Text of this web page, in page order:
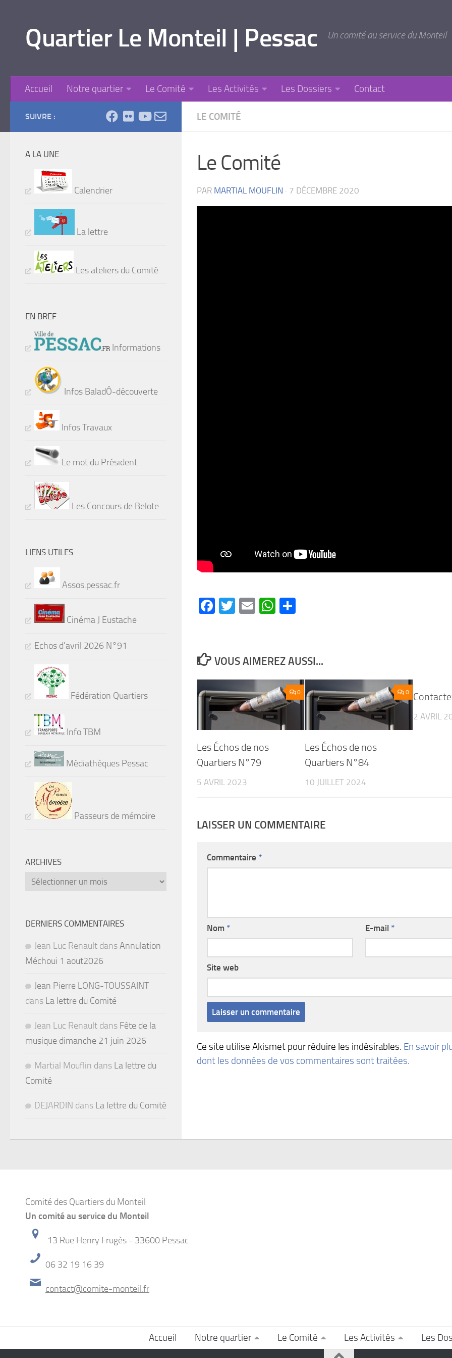
Quartier Le Monteil | Pessac Un comité au service du Monteil
Accueil Notre quartier Le Comité Les Activités Les Dossiers Contact
LE COMITÉ
Le Comité
PAR MARTIAL MOUFLIN · 7 DÉCEMBRE 2020
Facebook
Twitter
EmailWhatsApp
VOUS AIMEREZ AUSSI...
0
Les Échos de nos
Quartiers N°79
5 AVRIL 2023
0
Les Échos de nos
Quartiers N°84
10 JUILLET 2024
2 AVRIL
LAISSER UN COMMENTAIRE
Commentaire *
Nom * E-mail *
Site web
Ce site utilise Akismet pour réduire les indésirables. En savoir
dont les données de vos commentaires sont traitées.
SUIVRE :
A LA UNE
Calendrier
La lettre
Les ateliers du Comité
EN BREF
Informations
Infos BaladÔ-découverte
Infos Travaux
Le mot du Président
Les Concours de Belote
LIENS UTILES
Assos.pessac.fr
Cinéma J Eustache
Echos d'avril 2026 N°91
Fédération Quartiers
Info TBM
Médiathèques Pessac
Passeurs de mémoire
ARCHIVES
Archives
DERNIERS COMMENTAIRES
Jean Luc Renault dansAnnulation
Méchoui 1 aout2026
Jean Pierre LONG-TOUSSAINT
dans La lettre du Comité
Jean Luc Renault dans Fête de la
musique dimanche 21 juin 2026
Martial Mouflin dans La lettre du
Comité
DEJARDIN dans La lettre du Comité
Comité des Quartiers du Monteil
Un comité au service du Monteil
13 Rue Henry Frugès - 33600 Pessac
06 32 19 16 39
contact@comite-monteil.fr
Accueil Notre quartier Le Comité Les Activités Les